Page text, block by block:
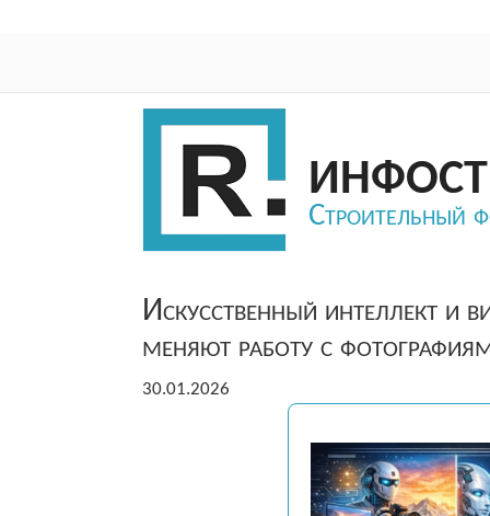
Строительный
Искусственный интеллект и
меняют работу с
30.01.2026